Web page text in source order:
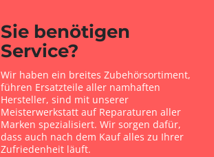
Sie benötigen
Service?
Wir haben ein breites Zubehörsortiment,
führen Ersatzteile aller namhaften
Hersteller, sind mit unserer
Meisterwerkstatt auf Reparaturen aller
Marken spezialisiert. Wir sorgen dafür,
dass auch nach dem Kauf alles zu Ihrer
Zufriedenheit läuft.